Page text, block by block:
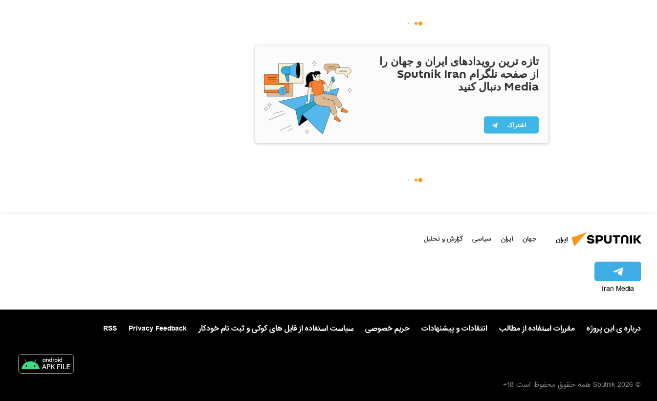
تازه ترین رویدادهای ایران و جهان را
از صفحه تلگرام Sputnik Iran
Media دنبال کنید
اشتراک
ایران جهان ایران سیاسی گزارش و تحلیل
Iran Media
درباره ی این پروژه مقررات استفاده از مطالب انتقادات و پیشنهادات حریم خصوصی سیاست استفاده از فایل های کوکی و ثبت نام خودکار Privacy Feedback
RSS
© 2026 Sputnik همه حقوق محفوظ است 18+